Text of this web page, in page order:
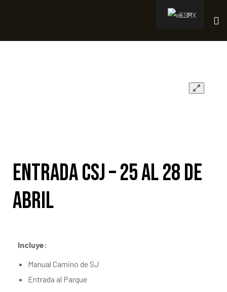
Entrada CSJ – 25 al 28 de
abril
Incluye:
Manual Camino de SJ
Entrada al Parque
ESP